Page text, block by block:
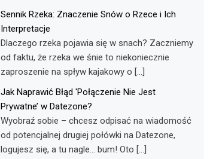
Sennik Rzeka: Znaczenie Snów o Rzece i Ich
Interpretacje
Dlaczego rzeka pojawia się w snach? Zaczniemy
od faktu, że rzeka we śnie to niekoniecznie
zaproszenie na spływ kajakowy o […]
Jak Naprawić Błąd 'Połączenie Nie Jest
Prywatne’ w Datezone?
Wyobraź sobie – chcesz odpisać na wiadomość
od potencjalnej drugiej połówki na Datezone,
logujesz się, a tu nagle… bum! Oto […]